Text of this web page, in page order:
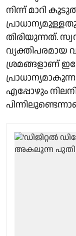
നിന്ന് മാറി
തിരിയുന്നത്.
വ്യക്തിപരമായ
ശ്രമങ്ങളാണ്
എപ്പോഴും